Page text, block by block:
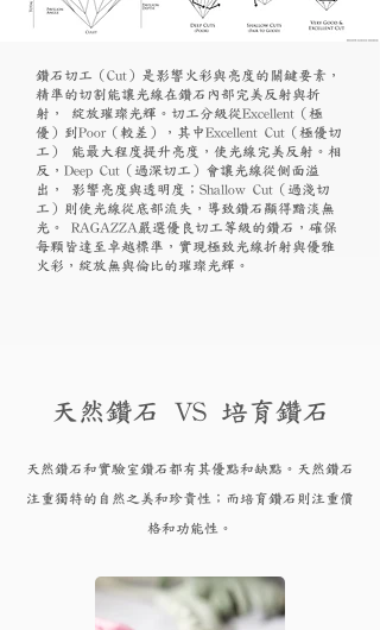
鑽石切工（Cut）是影響火彩與亮度的關鍵要素，
精準的切割能讓光線在鑽石內部完美反射與折
射， 綻放璀璨光輝。切工分級從Excellent（極
優）到Poor（較差），其中Excellent Cut（極優切
工） 能最大程度提升亮度，使光線完美反射。相
反，Deep Cut（過深切工）會讓光線從側面溢
出， 影響亮度與透明度；Shallow Cut（過淺切
工）則使光線從底部流失，導致鑽石顯得黯淡無
光。 RAGAZZA嚴選優良切工等級的鑽石，確保
每顆皆達至卓越標準，實現極致光線折射與優雅
火彩，綻放無與倫比的璀璨光輝。
天然鑽石 VS 培育鑽石
天然鑽石和實驗室鑽石都有其優點和缺點。天然鑽石
注重獨特的自然之美和珍貴性；而培育鑽石則注重價
格和功能性。